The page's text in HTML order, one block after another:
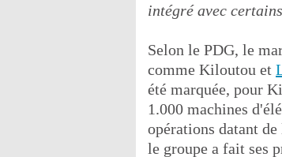
intégré avec
Selon le PDG, le
comme Kiloutou et
été marquée, pour
1.000 machines
opérations datant
le groupe a fait ses